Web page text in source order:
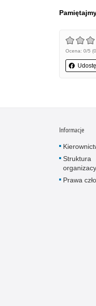
Ocena: 0/5
Informacje
Struktura
Prawa